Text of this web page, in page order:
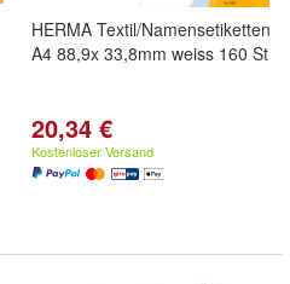
HERMA Textil/Namensetiketten
A4 88,9x 33,8mm weiss 160 St
20,34 €
Kostenloser Versand